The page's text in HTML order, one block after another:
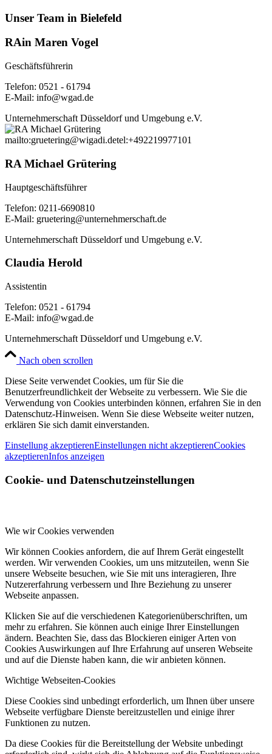
Unser Team in Bielefeld
RAin Maren Vogel
Geschäftsführerin
Telefon: 0521 - 61794
E-Mail: info@wgad.de
Unternehmerschaft Düsseldorf und Umgebung e.V.
mailto:gruetering@wigadi.detel:+492219977101
RA Michael Grütering
Hauptgeschäftsführer
Telefon: 0211-6690810
E-Mail: gruetering@unternehmerschaft.de
Unternehmerschaft Düsseldorf und Umgebung e.V.
Claudia Herold
Assistentin
Telefon: 0521 - 61794
E-Mail: info@wgad.de
Unternehmerschaft Düsseldorf und Umgebung e.V.
Nach oben scrollen
Diese Seite verwendet Cookies, um für Sie die
Benutzerfreundlichkeit der Webseite zu verbessern. Wie Sie die
Verwendung von Cookies unterbinden können, erfahren Sie in den
Datenschutz-Hinweisen. Wenn Sie diese Webseite weiter nutzen,
erklären Sie sich damit einverstanden.
Einstellung akzeptierenEinstellungen nicht akzeptierenCookies
akzeptierenInfos anzeigen
Cookie- und Datenschutzeinstellungen
Wie wir Cookies verwenden
Wir können Cookies anfordern, die auf Ihrem Gerät eingestellt
werden. Wir verwenden Cookies, um uns mitzuteilen, wenn Sie
unsere Webseite besuchen, wie Sie mit uns interagieren, Ihre
Nutzererfahrung verbessern und Ihre Beziehung zu unserer
Webseite anpassen.
Klicken Sie auf die verschiedenen Kategorienüberschriften, um
mehr zu erfahren. Sie können auch einige Ihrer Einstellungen
ändern. Beachten Sie, dass das Blockieren einiger Arten von
Cookies Auswirkungen auf Ihre Erfahrung auf unseren Webseite
und auf die Dienste haben kann, die wir anbieten können.
Wichtige Webseiten-Cookies
Diese Cookies sind unbedingt erforderlich, um Ihnen über unsere
Webseite verfügbare Dienste bereitzustellen und einige ihrer
Funktionen zu nutzen.
Da diese Cookies für die Bereitstellung der Website unbedingt